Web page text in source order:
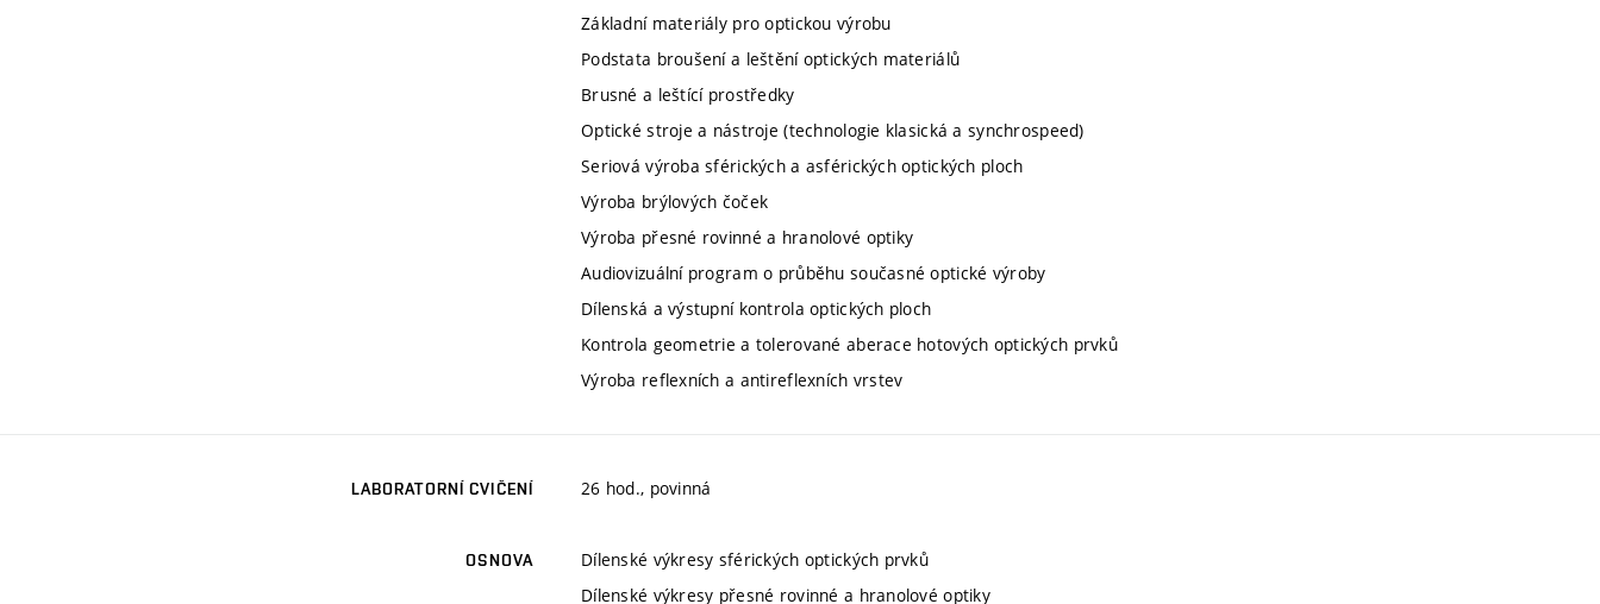
Základní materiály pro optickou výrobu
Podstata broušení a leštění optických materiálů
Brusné a leštící prostředky
Optické stroje a nástroje (technologie klasická a synchrospeed)
Seriová výroba sférických a asférických optických ploch
Výroba brýlových čoček
Výroba přesné rovinné a hranolové optiky
Audiovizuální program o průběhu současné optické výroby
Dílenská a výstupní kontrola optických ploch
Kontrola geometrie a tolerované aberace hotových optických prvků
Výroba reflexních a antireflexních vrstev
LABORATORNÍ CVIČENÍ 26 hod., povinná
OSNOVA
Dílenské výkresy sférických optických prvků
Dílenské výkresy přesné rovinné a hranolové optiky